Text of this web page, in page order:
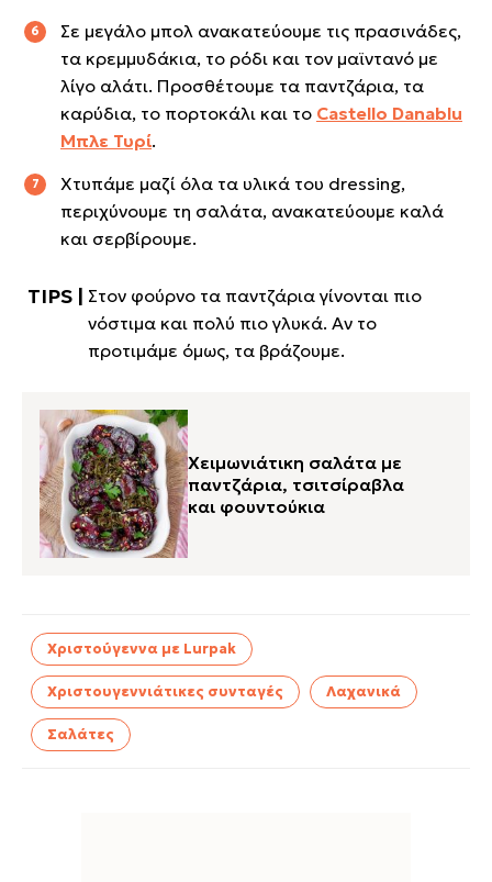
Σε μεγάλο μπολ ανακατεύουμε τις πρασινάδες,
τα κρεμμυδάκια, το ρόδι και τον μαϊντανό με
λίγο αλάτι. Προσθέτουμε τα παντζάρια, τα
καρύδια, το πορτοκάλι και το Castello Danablu
Μπλε Τυρί.
Χτυπάμε μαζί όλα τα υλικά του dressing,
περιχύνουμε τη σαλάτα, ανακατεύουμε καλά
και σερβίρουμε.
Στον φούρνο τα παντζάρια γίνονται πιο
νόστιμα και πολύ πιο γλυκά. Αν το
προτιμάμε όμως, τα βράζουμε.
Χειμωνιάτικη σαλάτα με
παντζάρια, τσιτσίραβλα
και φουντούκια
Χριστούγεννα με Lurpak
Χριστουγεννιάτικες συνταγές Λαχανικά
Σαλάτες